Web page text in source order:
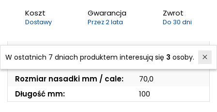
Koszt
Dostawy
Gwarancja
Przez 2 lata
Zwrot
Do 30 dni
Opakowanie:
Na sztuki
Rozmiar mocowania:
3/4 cala kwadrat
Rozmiar nasadki mm / cale:
70,0
Długość mm:
100
W ostatnich 7 dniach produktem interesują się 3 osoby.